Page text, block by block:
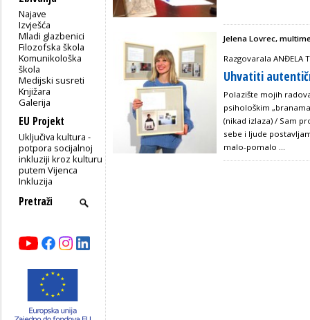
Najave
Izvješća
Mladi glazbenici
Filozofska škola
Komunikološka
škola
Medijski susreti
Knjižara
Galerija
EU Projekt
Uključiva kultura -
potpora socijalnoj
inkluziji kroz kulturu
putem Vijenca
Inkluzija
Jelena Lovrec,
Razgovarala ANĐELA
Uhvatiti
Polazište mojih
psihološkim
(nikad izlaza) / Sam
sebe i ljude
malo-pomalo ...